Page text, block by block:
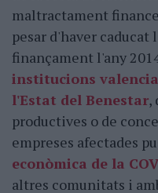
maltractament
pesar d'haver caducat
finançament l'any
institucions
l'Estat del Benestar,
productives o de
empreses afectades
econòmica de la
altres comunitats i